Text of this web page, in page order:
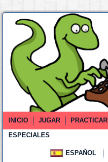
INICIO JUGAR PRACTICAR
ESPECIALES
ESPAÑOL